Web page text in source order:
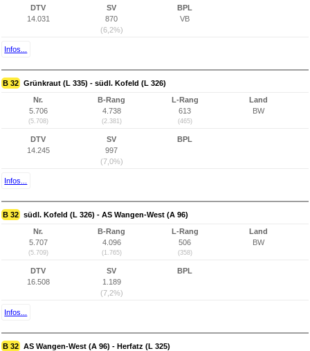
DTV
14.031
SV
870
(6,2%)
BPL
VB
Infos...
B 32 Grünkraut (L 335) - südl. Kofeld (L 326)
Nr.
5.706
(5.708)
B-Rang
4.738
(2.381)
L-Rang
613
(465)
Land
BW
DTV
14.245
SV
997
(7,0%)
BPL
Infos...
B 32 südl. Kofeld (L 326) - AS Wangen-West (A 96)
Nr.
5.707
(5.709)
B-Rang
4.096
(1.765)
L-Rang
506
(358)
Land
BW
DTV
16.508
SV
1.189
(7,2%)
BPL
Infos...
B 32 AS Wangen-West (A 96) - Herfatz (L 325)